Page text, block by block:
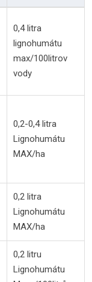
0,4 litra
lignohumátu
max/100litrov
vody
0,2-0,4 litra
Lignohumátu
MAX/ha
0,2 litra
Lignohumátu
MAX/ha
0,2 litru
Lignohumátu